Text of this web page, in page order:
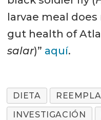
larvae meal
gut health of
salar)” aquí.
DIETA
INVESTIGACIÓN